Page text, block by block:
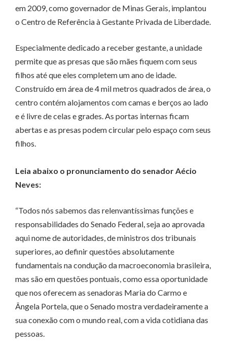
em 2009, como governador de Minas Gerais, implantou
o Centro de Referência à Gestante Privada de Liberdade.
Especialmente dedicado a receber gestante, a unidade
permite que as presas que são mães fiquem com seus
filhos até que eles completem um ano de idade.
Construído em área de 4 mil metros quadrados de área, o
centro contém alojamentos com camas e berços ao lado
e é livre de celas e grades. As portas internas ficam
abertas e as presas podem circular pelo espaço com seus
filhos.
Leia abaixo o pronunciamento do senador Aécio
Neves:
“Todos nós sabemos das relenvantíssimas funções e
responsabilidades do Senado Federal, seja ao aprovada
aqui nome de autoridades, de ministros dos tribunais
superiores, ao definir questões absolutamente
fundamentais na condução da macroeconomia brasileira,
mas são em questões pontuais, como essa oportunidade
que nos oferecem as senadoras Maria do Carmo e
Ângela Portela, que o Senado mostra verdadeiramente a
sua conexão com o mundo real, com a vida cotidiana das
pessoas.